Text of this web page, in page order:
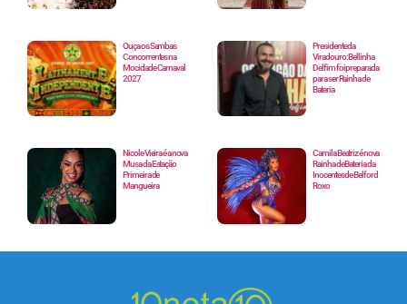
Ouça os Sambas
Concorrentes na
Mocidade Carnaval
2027
Presidente da
Viradouro: Bellinha
Delfim foi preparada
para ser Rainha de
Bateria
Nicole Vieira é a nova
Musa da Estação
Primeira de
Mangueira
Camila Beatriz é nova
Rainha de Bateria da
Inocentes de Belford
Roxo